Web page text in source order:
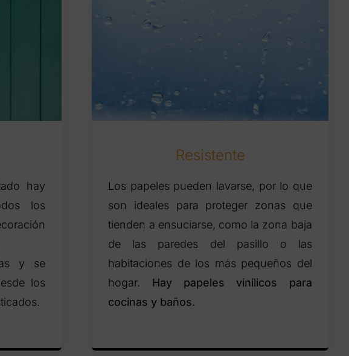
hay
los
y se
los
Resistente
Los papeles pueden lavarse, por lo que
son ideales para proteger zonas que
tienden a ensuciarse, como la zona baja
de las paredes del pasillo o las
habitaciones de los más pequeños del
hogar.
Hay papeles vinílicos para
cocinas y baños.